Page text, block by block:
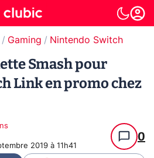
Gaming Nintendo Switch
Smash pour
Link en promo chez
2019 à 11h41
0